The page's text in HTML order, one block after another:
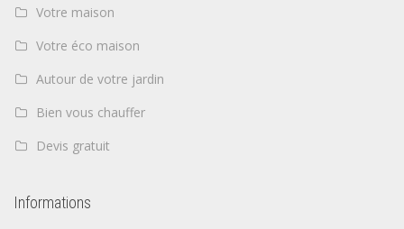
Votre maison
Votre éco maison
Autour de votre jardin
Bien vous chauffer
Devis gratuit
Informations